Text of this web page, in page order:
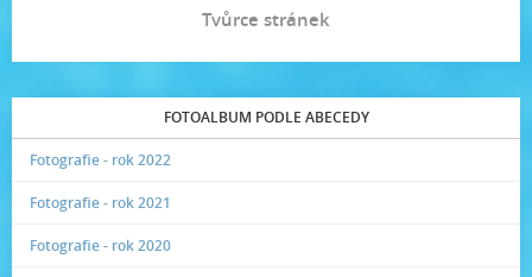
Tvůrce stránek
FOTOALBUM PODLE ABECEDY
Fotografie - rok 2022
Fotografie - rok 2021
Fotografie - rok 2020